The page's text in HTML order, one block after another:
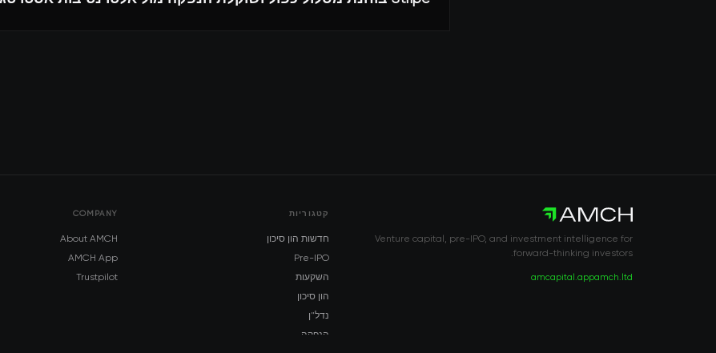
Venture capital, pre-IPO, and investment intelligence for
forward-thinking investors.
amch.ltd
amcapital.app
קטגוריות
חדשות הון סיכון
Pre-IPO
השקעות
הון סיכון
נדל"ן
הנפקה
COMPANY
About AMCH
AMCH App
Trustpilot